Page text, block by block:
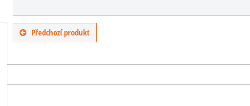
Předchozí produkt